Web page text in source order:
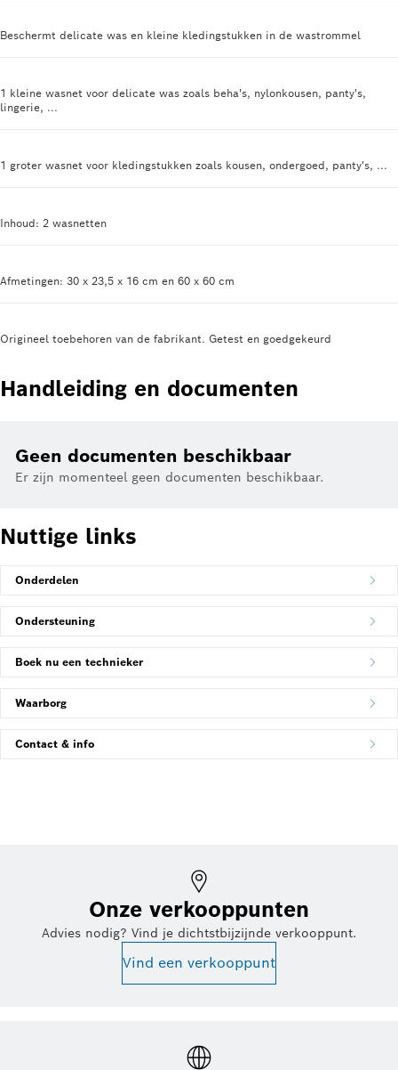
Beschermt delicate was en kleine kledingstukken in de wastrommel
1 kleine wasnet voor delicate was zoals beha's, nylonkousen, panty's,
lingerie, ...
1 groter wasnet voor kledingstukken zoals kousen, ondergoed, panty's, ...
Inhoud: 2 wasnetten
Afmetingen: 30 x 23,5 x 16 cm en 60 x 60 cm
Origineel toebehoren van de fabrikant. Getest en goedgekeurd
Handleiding en documenten
Geen documenten beschikbaar
Er zijn momenteel geen documenten beschikbaar.
Nuttige links
Onderdelen
Ondersteuning
Boek nu een technieker
Waarborg
Contact & info
Onze verkooppunten
Advies nodig? Vind je dichtstbijzijnde verkooppunt.
Vind een verkooppunt